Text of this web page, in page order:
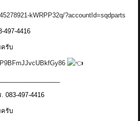
kWRPP32q/?accountId=sqdparts
497-4416
ครับ
083-497-4416
ครับ